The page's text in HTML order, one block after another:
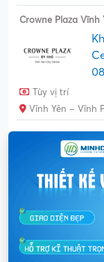
Crowne Plaza Vĩnh
Tùy vị trí
Vĩnh Yên – Vĩnh